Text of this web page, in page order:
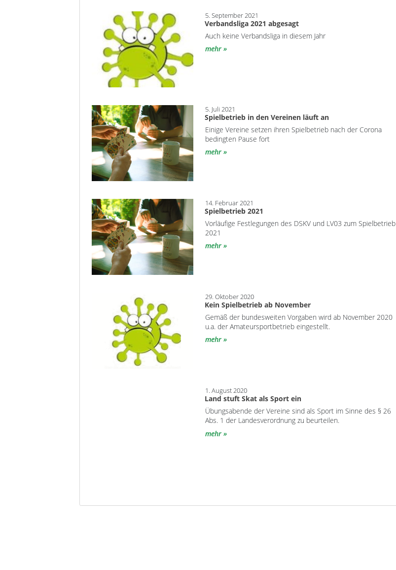
5. September 2021
Verbandsliga 2021 abgesagt
Auch keine Verbandsliga in diesem Jahr
mehr
5. Juli 2021
Spielbetrieb in den Vereinen läuft an
Einige Vereine setzen ihren Spielbetrieb nach der Corona
bedingten Pause fort
mehr
14. Februar 2021
Spielbetrieb 2021
Vorläufige Festlegungen des DSKV und LV03 zum Spielbetrieb
2021
mehr
29. Oktober 2020
Kein Spielbetrieb ab November
Gemäß der bundesweiten Vorgaben wird ab November 2020
u.a. der Amateursportbetrieb eingestellt.
mehr
1. August 2020
Land stuft Skat als Sport ein
Übungsabende der Vereine sind als Sport im Sinne des § 26
Abs. 1 der Landesverordnung zu beurteilen.
mehr